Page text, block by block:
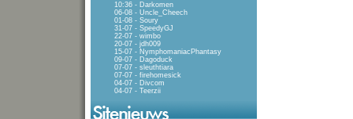
10:36 - Darkomen
06-08 - Uncle_Cheech
01-08 - Soury
31-07 - SpeedyGJ
22-07 - wimbo
20-07 - jdh009
15-07 - NymphomaniacPhantasy
09-07 - Dagoduck
07-07 - sleuthtiara
07-07 - firehomesick
04-07 - Divcom
04-07 - Teerzii